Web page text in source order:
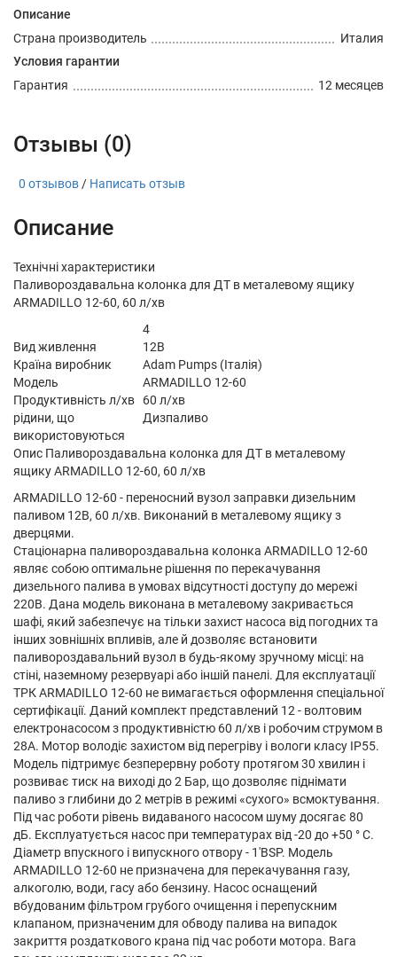
Описание
Страна производитель
Италия
Условия гарантии
Гарантия
12 месяцев
Отзывы (0)
0 отзывов / Написать отзыв
Описание
Технічні характеристики
Паливороздавальна колонка для ДТ в металевому ящику
ARMADILLO 12-60, 60 л/хв
4
Вид живлення
12В
Країна виробник
Adam Pumps (Італія)
Модель
ARMADILLO 12-60
Продуктивність л/хв
60 л/хв
рідини, що
використовуються
Дизпаливо
Опис Паливороздавальна колонка для ДТ в металевому
ящику ARMADILLO 12-60, 60 л/хв
ARMADILLO 12-60 - переносний вузол заправки дизельним
паливом 12В, 60 л/хв. Виконаний в металевому ящику з
дверцями.
Стаціонарна паливороздавальна колонка ARMADILLO 12-60
являє собою оптимальне рішення по перекачування
дизельного палива в умовах відсутності доступу до мережі
220В. Дана модель виконана в металевому закривається
шафі, який забезпечує на тільки захист насоса від погодних та
інших зовнішніх впливів, але й дозволяє встановити
паливороздавальний вузол в будь-якому зручному місці: на
стіні, наземному резервуарі або іншій панелі. Для експлуатації
ТРК ARMADILLO 12-60 не вимагається оформлення спеціальної
сертифікації. Даний комплект представлений 12 - волтовим
електронасосом з продуктивністю 60 л/хв і робочим струмом в
28А. Мотор володіє захистом від перегріву і вологи класу IP55.
Модель підтримує безперервну роботу протягом 30 хвилин і
розвиває тиск на виході до 2 Бар, що дозволяє піднімати
паливо з глибини до 2 метрів в режимі «сухого» всмоктування.
Під час роботи рівень видаваного насосом шуму досягає 80
дБ. Експлуатується насос при температурах від -20 до +50 ° C.
Діаметр впускного і випускного отвору - 1'BSP. Модель
ARMADILLO 12-60 не призначена для перекачування газу,
алкоголю, води, гасу або бензину. Насос оснащений
вбудованим фільтром грубого очищення і перепускним
клапаном, призначеним для обводу палива на випадок
закриття роздаткового крана під час роботи мотора. Вага